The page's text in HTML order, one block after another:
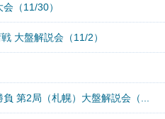
（11/30）
大盤解説会（11/2）
第2局（札幌）大盤解説会（...